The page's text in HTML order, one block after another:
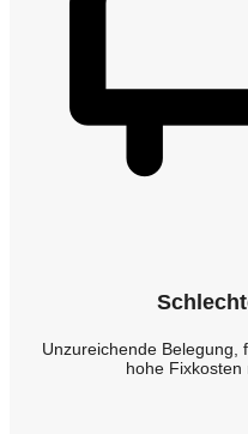
Unzureichende Belegung,
hohe Fixkosten